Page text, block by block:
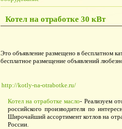
Котел на отработке 30 кВт
Это объявление размещено в бесплатном
бесплатное размещение объявлений
http://kotly-na-otrabotke.ru/
Котел на отработке масло- Реализуем
российского производителя по
Широчайший ассортимент котлов на
России.